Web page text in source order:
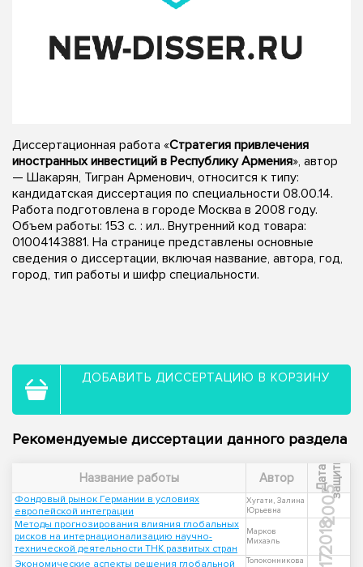
Диссертационная работа «Стратегия привлечения
иностранных инвестиций в Республику Армения», автор
— Шакарян, Тигран Арменович, относится к типу:
кандидатская диссертация по специальности 08.00.14.
Работа подготовлена в городе Москва в 2008 году.
Объем работы: 153 с. : ил.. Внутренний код товара:
01004143881. На странице представлены основные
сведения о диссертации, включая название, автора, год,
город, тип работы и шифр специальности.
ДОБАВИТЬ ДИССЕРТАЦИЮ В КОРЗИНУ
Рекомендуемые диссертации данного раздела
Название работы Автор Д
а
т
а
з
а
щ
и
ты
Фондовый рынок Германии в условиях
европейской интеграции
Хугати, Залина
Юрьевна
2005
Методы прогнозирования влияния глобальных
рисков на интернационализацию научно-
технической деятельности ТНК развитых стран
Марков
Михаэль
2018
Экономические аспекты решения глобальной
Толоконникова